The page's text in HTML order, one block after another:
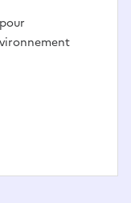
d’études en